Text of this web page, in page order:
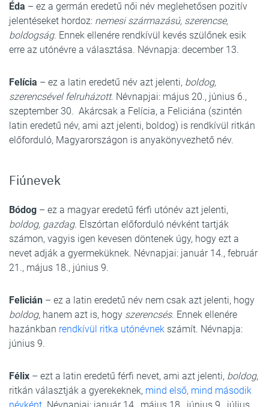
Éda – ez a germán eredetű női név meglehetősen pozitív
jelentéseket hordoz: nemesi származású, szerencse,
boldogság. Ennek ellenére rendkívül kevés szülőnek esik
erre az utónévre a választása. Névnapja: december 13.
Felícia – ez a latin eredetű név azt jelenti, boldog,
szerencsével felruházott. Névnapjai: május 20., június 6.,
szeptember 30. Akárcsak a Felícia, a Feliciána (szintén
latin eredetű név, ami azt jelenti, boldog) is rendkívül ritkán
előforduló, Magyarországon is anyakönyvezhető név.
Fiúnevek
Bódog – ez a magyar eredetű férfi utónév azt jelenti,
boldog, gazdag. Elszórtan előforduló névként tartják
számon, vagyis igen kevesen döntenek úgy, hogy ezt a
nevet adják a gyermeküknek. Névnapjai: január 14., február
21., május 18., június 9.
Felicián – ez a latin eredetű név nem csak azt jelenti, hogy
boldog, hanem azt is, hogy szerencsés. Ennek ellenére
hazánkban rendkívül ritka utónévnek számít. Névnapja:
június 9.
Félix – ezt a latin eredetű férfi nevet, ami azt jelenti, boldog,
ritkán választják a gyerekeknek, mind első, mind második